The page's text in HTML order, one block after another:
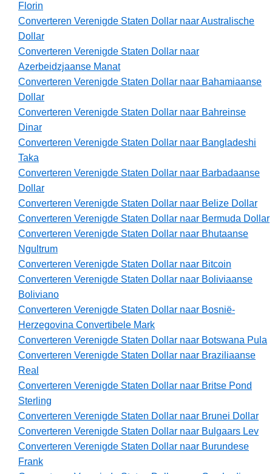
Florin
Converteren Verenigde Staten Dollar naar Australische
Dollar
Converteren Verenigde Staten Dollar naar
Azerbeidzjaanse Manat
Converteren Verenigde Staten Dollar naar Bahamiaanse
Dollar
Converteren Verenigde Staten Dollar naar Bahreinse
Dinar
Converteren Verenigde Staten Dollar naar Bangladeshi
Taka
Converteren Verenigde Staten Dollar naar Barbadaanse
Dollar
Converteren Verenigde Staten Dollar naar Belize Dollar
Converteren Verenigde Staten Dollar naar Bermuda Dollar
Converteren Verenigde Staten Dollar naar Bhutaanse
Ngultrum
Converteren Verenigde Staten Dollar naar Bitcoin
Converteren Verenigde Staten Dollar naar Boliviaanse
Boliviano
Converteren Verenigde Staten Dollar naar Bosnië-
Herzegovina Convertibele Mark
Converteren Verenigde Staten Dollar naar Botswana Pula
Converteren Verenigde Staten Dollar naar Braziliaanse
Real
Converteren Verenigde Staten Dollar naar Britse Pond
Sterling
Converteren Verenigde Staten Dollar naar Brunei Dollar
Converteren Verenigde Staten Dollar naar Bulgaars Lev
Converteren Verenigde Staten Dollar naar Burundese
Frank